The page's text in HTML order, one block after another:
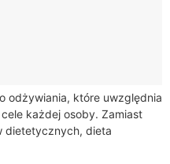
odżywiania, które uwzględnia
każdej osoby. Zamiast
dietetycznych, dieta
podstawie informacji na